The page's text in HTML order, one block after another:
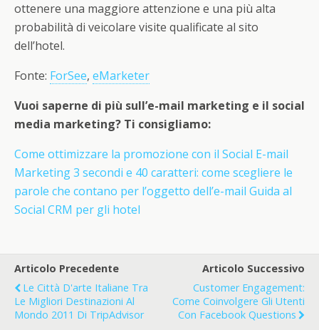
ottenere una maggiore attenzione e una più alta
probabilità di veicolare visite qualificate al sito
dell’hotel.
Fonte: ForSee, eMarketer
Vuoi saperne di più sull’e-mail marketing e il social
media marketing? Ti consigliamo:
Come ottimizzare la promozione con il Social E-mail
Marketing3 secondi e 40 caratteri: come scegliere le
parole che contano per l’oggetto dell’e-mail Guida al
Social CRM per gli hotel
Articolo Precedente
Le Città D'arte Italiane Tra
Le Migliori Destinazioni Al
Mondo 2011 Di TripAdvisor
Articolo Successivo
Customer Engagement:
Come Coinvolgere Gli Utenti
Con Facebook Questions